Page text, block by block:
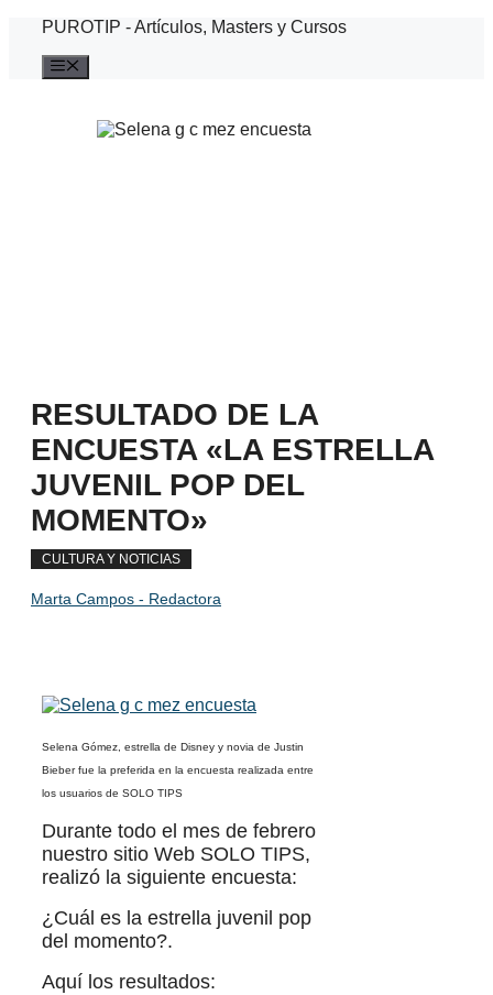
Saltar
contenido
PUROTIP - Artículos, Masters y Cursos
RESULTADO DE LA
ENCUESTA «LA ESTRELLA
JUVENIL POP DEL
MOMENTO»
CULTURA Y NOTICIAS
Marta Campos - Redactora
Selena Gómez, estrella de Disney y novia de Justin
Bieber fue la preferida en la encuesta realizada entre
los usuarios de SOLO TIPS
Durante todo el mes de febrero
nuestro sitio Web SOLO TIPS,
realizó la siguiente encuesta:
¿Cuál es la estrella juvenil pop
del momento?.
Aquí los resultados: